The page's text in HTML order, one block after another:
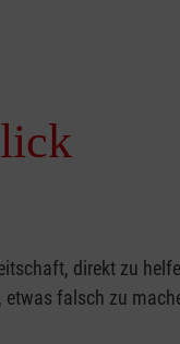
direkt zu
etwas falsch zu